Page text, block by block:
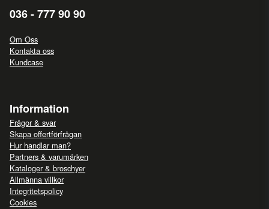
036 - 777 90 90
Om Oss
Kontakta oss
Kundcase
Information
Frågor & svar
Skapa offertförfrågan
Hur handlar man?
Partners & varumärken
Kataloger & broschyer
Allmänna villkor
Integritetspolicy
Cookies